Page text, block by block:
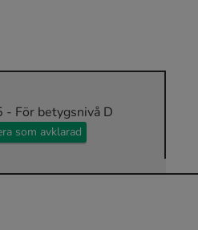
För betygsnivå D
som avklarad